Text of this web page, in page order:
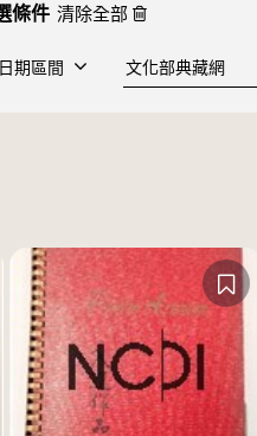
清除全部
日期區間 建檔單位